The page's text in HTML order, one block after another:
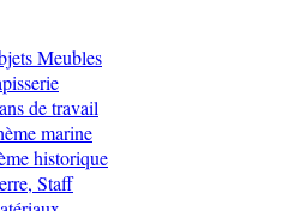
Meubles
de travail
marine
historique
Staff